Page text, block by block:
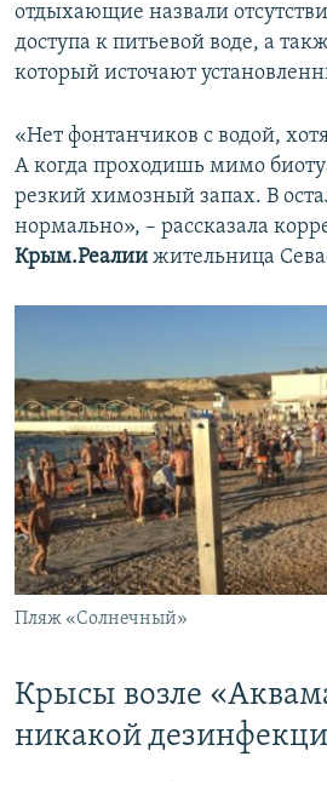
отдыхающие назвали
доступа к питьевой воде, а
который источают
«Нет фонтанчиков с водой,
А когда проходишь мимо
резкий химозный запах. В
нормально», – рассказала
Крым.Реалии жительница
Пляж «Солнечный»
Крысы возле
никакой